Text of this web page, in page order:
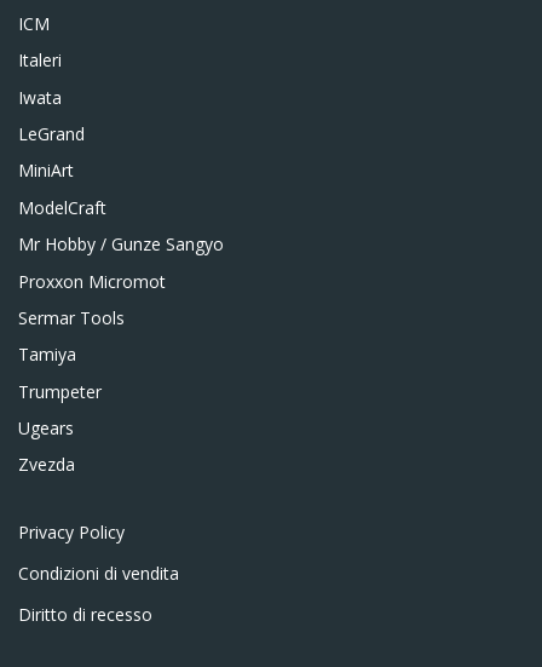
ICM
Italeri
Iwata
LeGrand
MiniArt
ModelCraft
Mr Hobby / Gunze Sangyo
Proxxon Micromot
Sermar Tools
Tamiya
Trumpeter
Ugears
Zvezda
Privacy Policy
Condizioni di vendita
Diritto di recesso